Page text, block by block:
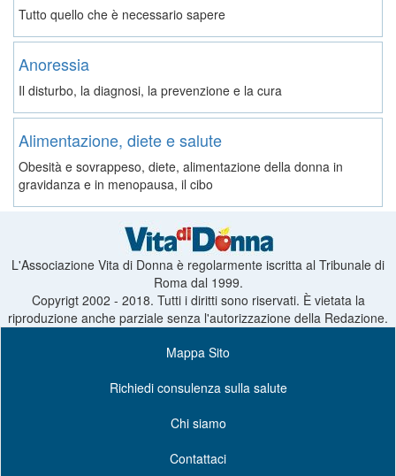
Tutto quello che è necessario sapere
Anoressia
Il disturbo, la diagnosi, la prevenzione e la cura
Alimentazione, diete e salute
Obesità e sovrappeso, diete, alimentazione della donna in
gravidanza e in menopausa, il cibo
L'Associazione Vita di Donna è regolarmente iscritta al Tribunale di
Roma dal 1999.
Copyrigt 2002 - 2018. Tutti i diritti sono riservati. È vietata la
riproduzione anche parziale senza l'autorizzazione della Redazione.
Mappa Sito
Richiedi consulenza sulla salute
Chi siamo
Contattaci